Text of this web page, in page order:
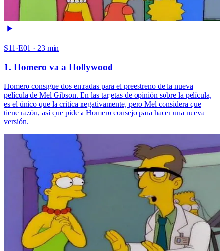
S11·E01 · 23 min
1. Homero va a Hollywood
Homero consigue dos entradas para el preestreno de la nueva
película de Mel Gibson. En las tarjetas de opinión sobre la película,
es el único que la critica negativamente, pero Mel considera que
tiene razón, así que pide a Homero consejo para hacer una nueva
versión.